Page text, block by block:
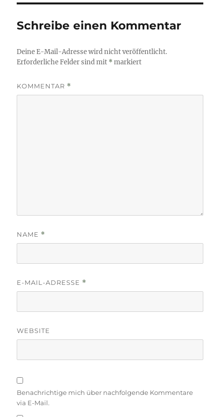
Schreibe einen Kommentar
Deine E-Mail-Adresse wird nicht veröffentlicht.
Erforderliche Felder sind mit *markiert
KOMMENTAR *
NAME *
E-MAIL-ADRESSE *
WEBSITE
Benachrichtige mich über nachfolgende Kommentare
via E-Mail.